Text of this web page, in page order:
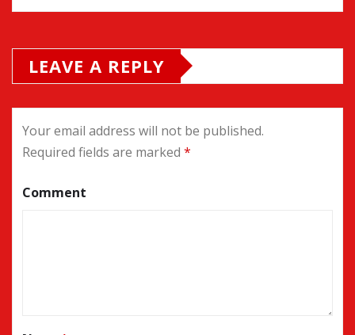
LEAVE A REPLY
Your email address will not be published.
Required fields are marked *
Comment